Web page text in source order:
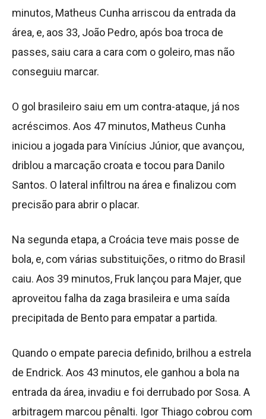
minutos, Matheus Cunha arriscou da entrada da
área, e, aos 33, João Pedro, após boa troca de
passes, saiu cara a cara com o goleiro, mas não
conseguiu marcar.
O gol brasileiro saiu em um contra-ataque, já nos
acréscimos. Aos 47 minutos, Matheus Cunha
iniciou a jogada para Vinícius Júnior, que avançou,
driblou a marcação croata e tocou para Danilo
Santos. O lateral infiltrou na área e finalizou com
precisão para abrir o placar.
Na segunda etapa, a Croácia teve mais posse de
bola, e, com várias substituições, o ritmo do Brasil
caiu. Aos 39 minutos, Fruk lançou para Majer, que
aproveitou falha da zaga brasileira e uma saída
precipitada de Bento para empatar a partida.
Quando o empate parecia definido, brilhou a estrela
de Endrick. Aos 43 minutos, ele ganhou a bola na
entrada da área, invadiu e foi derrubado por Sosa. A
arbitragem marcou pênalti. Igor Thiago cobrou com